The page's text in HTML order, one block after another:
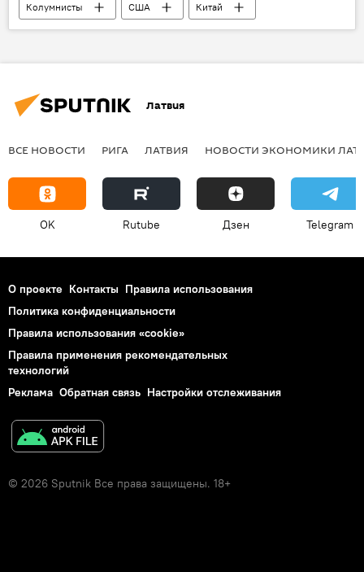
Колумнисты США
Китай
ЦРУ
шпионаж
Латвия
ВСЕ НОВОСТИ РИГА ЛАТВИЯ НОВОСТИ ЭКОНОМИКИ
OK Rutube Дзен Telegram
О проекте Контакты Правила использования
Политика конфиденциальности
Правила использования «cookie»
Правила применения рекомендательных
технологий
Реклама Обратная связь Настройки отслеживания
© 2026 Sputnik Все права защищены. 18+